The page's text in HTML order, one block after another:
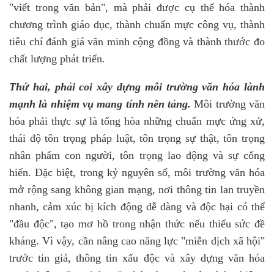
"viết trong văn bản", mà phải được cụ thể hóa thành
chương trình giáo dục, thành chuẩn mực công vụ, thành
tiêu chí đánh giá văn minh cộng đồng và thành thước đo
chất lượng phát triển.
Thứ hai, phải coi xây dựng môi trường văn hóa lành
mạnh là nhiệm vụ mang tính nền tảng. Môi trường văn
hóa phải thực sự là tổng hòa những chuẩn mực ứng xử,
thái độ tôn trọng pháp luật, tôn trọng sự thật, tôn trọng
nhân phẩm con người, tôn trọng lao động và sự cống
hiến. Đặc biệt, trong kỷ nguyên số, môi trường văn hóa
mở rộng sang không gian mạng, nơi thông tin lan truyền
nhanh, cảm xúc bị kích động dễ dàng và độc hại có thể
"đầu độc", tạo mơ hồ trong nhận thức nếu thiếu sức đề
kháng. Vì vậy, cần nâng cao năng lực "miễn dịch xã hội"
trước tin giả, thông tin xấu độc và xây dựng văn hóa